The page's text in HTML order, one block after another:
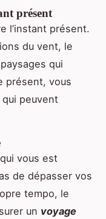
présent
l’instant présent.
du vent, le
qui
présent, vous
peuvent
vous est
de dépasser vos
tempo, le
un voyage